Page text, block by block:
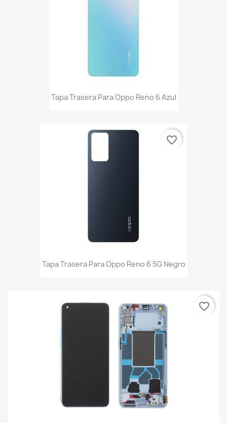
Tapa Trasera Para Oppo Reno 6 Azul
Tapa Trasera Para Oppo Reno 6 5G Negro
favorite_border
favorite_border